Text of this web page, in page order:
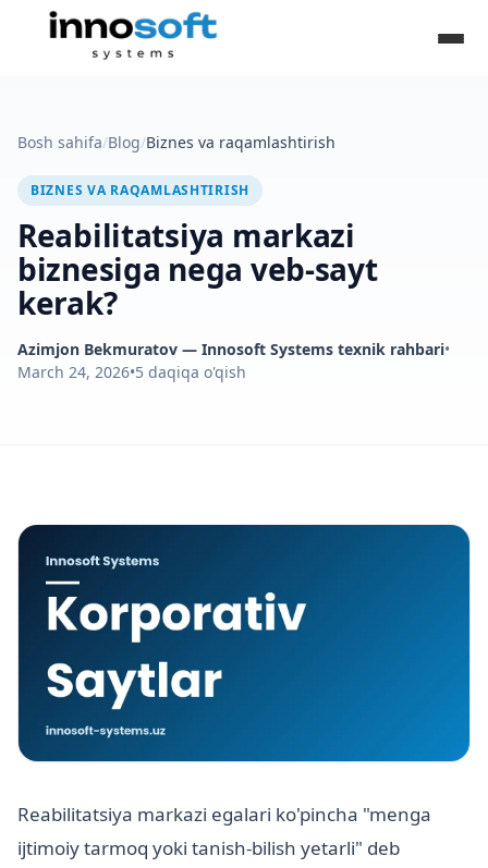
Bosh sahifa/Blog/Biznes va raqamlashtirish
BIZNES VA RAQAMLASHTIRISH
Reabilitatsiya markazi
biznesiga nega veb-sayt
kerak?
Azimjon Bekmuratov — Innosoft Systems texnik rahbari•
March 24, 2026•5 daqiqa o'qish
Reabilitatsiya markazi egalari ko'pincha "menga
ijtimoiy tarmoq yoki tanish-bilish yetarli" deb